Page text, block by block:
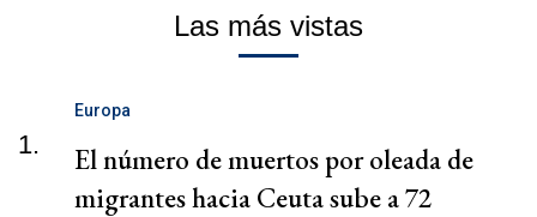
Las más vistas
1.
Europa
El número de muertos por oleada de
migrantes hacia Ceuta sube a 72